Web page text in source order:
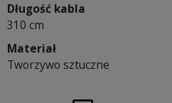
Długość kabla
310 cm
Materiał
Tworzywo sztuczne